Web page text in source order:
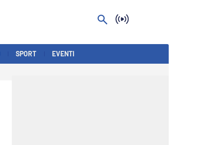
SPORT EVENTI